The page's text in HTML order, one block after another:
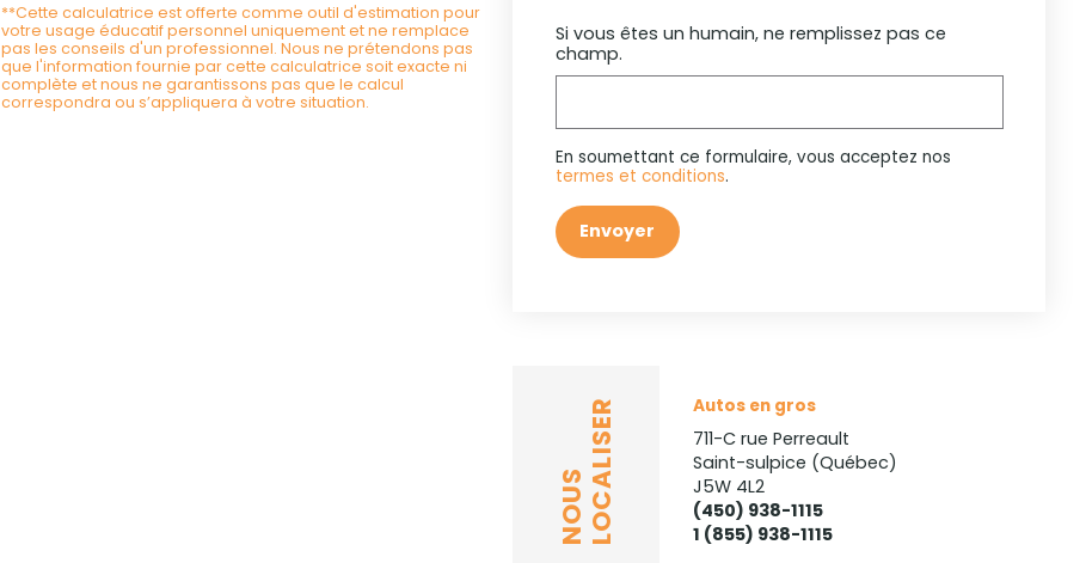
**Cette calculatrice est offerte comme outil d'estimation pour
votre usage éducatif personnel uniquement et ne remplace
pas les conseils d'un professionnel. Nous ne prétendons pas
que l'information fournie par cette calculatrice soit exacte ni
complète et nous ne garantissons pas que le calcul
correspondra ou s’appliquera à votre situation.
Si vous êtes un humain, ne remplissez pas ce
champ.
En soumettant ce formulaire, vous acceptez nos
termes et conditions.
Envoyer
NOUSLOCALISER Autos en gros
711-C rue Perreault
Saint-sulpice (Québec)
J5W 4L2
(450) 938-1115
1 (855) 938-1115